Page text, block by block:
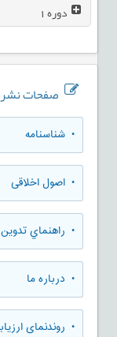
دوره1
صفحات
• شناسنامه
• اصول اخلاقی
• راهنماي تدوين
• درباره ما
• روندنمای